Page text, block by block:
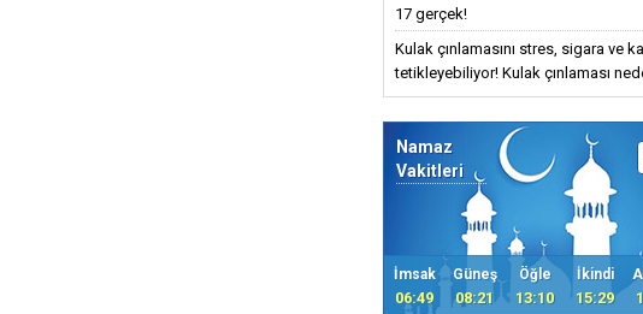
17 gerçek!
Kulak çınlamasını stres, sigara ve
tetikleyebiliyor! Kulak çınlaması
Namaz
Vakitleri
İmsak Güneş Öğle İkindi
06:49 08:21 13:10 15:29